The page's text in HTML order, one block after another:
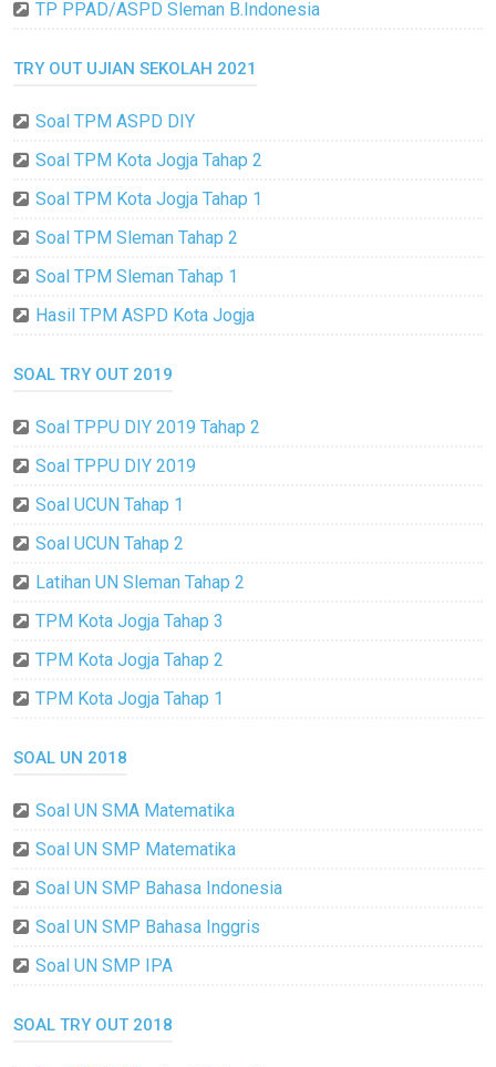
TP PPAD/ASPD Sleman B.Indonesia
TRY OUT UJIAN SEKOLAH 2021
Soal TPM ASPD DIY
Soal TPM Kota Jogja Tahap 2
Soal TPM Kota Jogja Tahap 1
Soal TPM Sleman Tahap 2
Soal TPM Sleman Tahap 1
Hasil TPM ASPD Kota Jogja
SOAL TRY OUT 2019
Soal TPPU DIY 2019 Tahap 2
Soal TPPU DIY 2019
Soal UCUN Tahap 1
Soal UCUN Tahap 2
Latihan UN Sleman Tahap 2
TPM Kota Jogja Tahap 3
TPM Kota Jogja Tahap 2
TPM Kota Jogja Tahap 1
SOAL UN 2018
Soal UN SMA Matematika
Soal UN SMP Matematika
Soal UN SMP Bahasa Indonesia
Soal UN SMP Bahasa Inggris
Soal UN SMP IPA
SOAL TRY OUT 2018